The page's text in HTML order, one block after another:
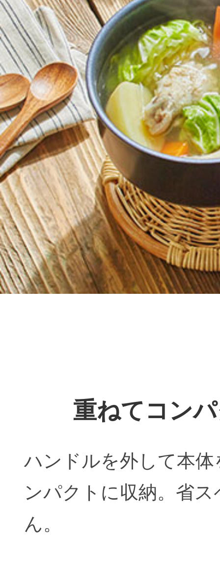
重ねてコン
ハンドルを外して本
ンパクトに収納。省
ん。